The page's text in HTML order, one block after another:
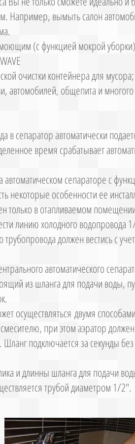
Например, вымыть салон
(с функцией мокрой
очистки контейнера для мусора;
автомобилей, общепита и многого
в сепаратор автоматически
время срабатывает
сепараторе с
некоторые особенности ее
только в отапливаемом
линию холодного водопровода
должен вестись с
автоматического
из шланга для подачи воды,
осуществляться двумя
при этом аэратор
подключается за секунды
и длинны шланга для подачи
трубой диаметром 1/2".